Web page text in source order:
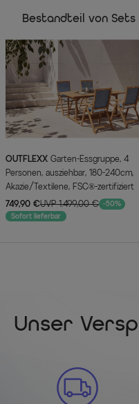
Bestandteil von Sets
OUTFLEXX
Personen, ausziehbar, 180-240cm,
Akazie/Textilene, FSC®-zertifiziert
749,90 €UVP 1.499,00 € -50%
Sofort lieferbar
Unser